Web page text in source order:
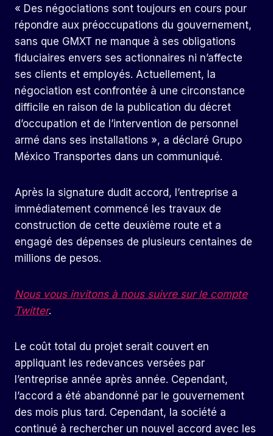
« Des négociations sont toujours en cours pour
répondre aux préoccupations du gouvernement,
sans que GMXT ne manque à ses obligations
fiduciaires envers ses actionnaires ni n’affecte
ses clients et employés. Actuellement, la
négociation est confrontée à une circonstance
difficile en raison de la publication du décret
d’occupation et de l’intervention de personnel
armé dans ses installations », a déclaré Grupo
México Transportes dans un communiqué.
Après la signature dudit accord, l’entreprise a
immédiatement commencé les travaux de
construction de cette deuxième route et a
engagé des dépenses de plusieurs centaines de
millions de pesos.
Nous vous invitons à nous suivre sur le compte
Twitter.
Le coût total du projet serait couvert en
appliquant les redevances versées par
l’entreprise année après année. Cependant,
l’accord a été abandonné par le gouvernement
des mois plus tard. Cependant, la société a
continué à rechercher un nouvel accord avec les